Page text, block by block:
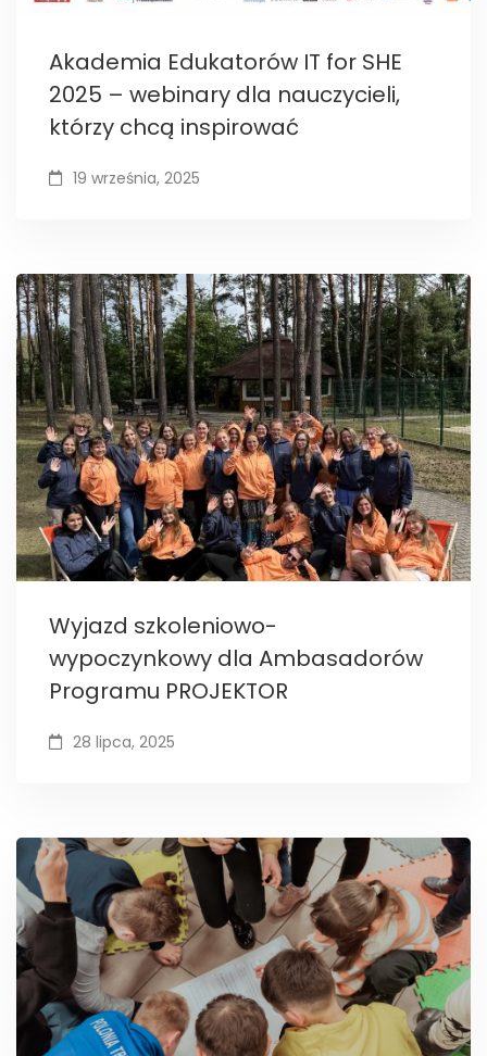
Akademia Edukatorów IT for SHE
2025 – webinary dla nauczycieli,
którzy chcą inspirować
19 września, 2025
Wyjazd szkoleniowo-
wypoczynkowy dla Ambasadorów
Programu PROJEKTOR
28 lipca, 2025